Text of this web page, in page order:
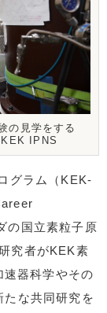
の見学をする
IPNS
グラム（KEK-
の国立素粒子原
究者がKEK素
器科学やその
な共同研究を